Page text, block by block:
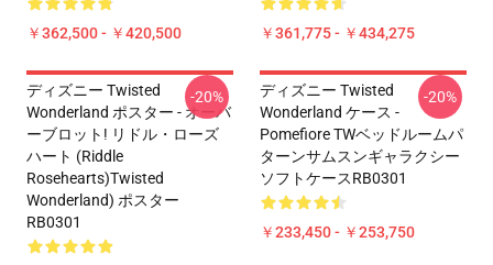
￥362,500 - ￥420,500 ￥361,775 - ￥434,275
ディズニー Twisted
Wonderland ポスター - オーバ
ーブロット! リドル・ローズ
ハート (Riddle
Rosehearts)Twisted
Wonderland) ポスター
RB0301
-20%
ディズニー Twisted
Wonderland ケース -
Pomefiore TWベッドルームパ
ターンサムスンギャラクシー
ソフトケースRB0301
￥233,450 - ￥253,750
-20%